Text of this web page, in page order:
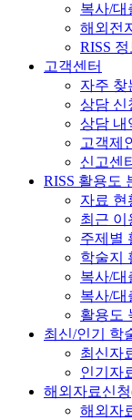
복사/대
해외전
RISS
고객센터
자주 찾
상담 신
상담 내
고객제
신고센
RISS 활용도
자료 현
최근 이
주제별
학술지
복사/대
복사/대
활용도
최신/인기 학
최신자
인기자
해외자료신
해외자